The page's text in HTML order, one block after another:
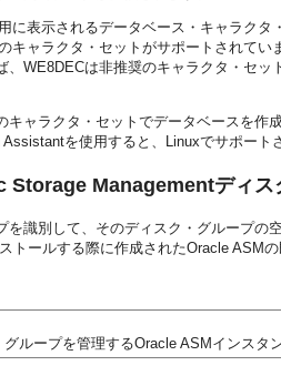
に表示されるデータベース・キャラク
キャラクタ・セットがサポートされて
、WE8DECは非推奨のキャラクタ・セ
キャラクタ・セットでデータベースを
を使用すると、Linuxでサポー
Managementディス
を識別して、そのディスク・グループ
トールする際に作成されたOracle ASM
グループを管理するOracle ASMインス